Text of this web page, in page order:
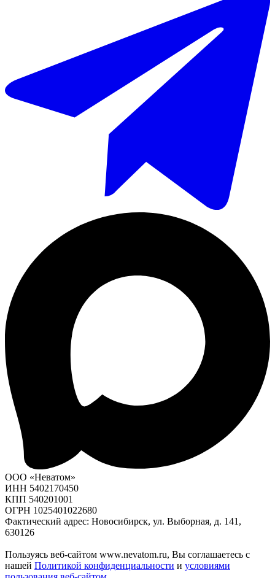
ООО «Неватом»
ИНН 5402170450
КПП 540201001
ОГРН 1025401022680
Фактический адрес: Новосибирск, ул. Выборная, д. 141,
630126
Пользуясь веб-сайтом www.nevatom.ru, Вы соглашаетесь с
нашей Политикой конфиденциальности и условиями